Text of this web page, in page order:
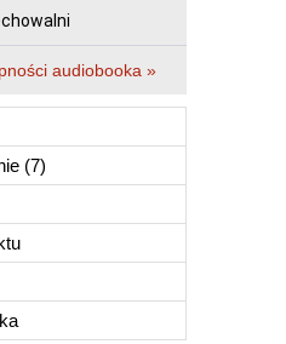
audiobooka »
(7)